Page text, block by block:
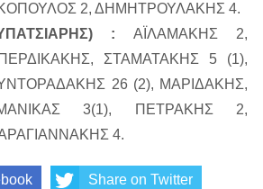
2, ΔΗΜΗΤΡΟΥΛΑΚΗΣ 4.
: ΑΪΛΑΜΑΚΗΣ 2,
ΣΤΑΜΑΤΑΚΗΣ 5 (1),
26 (2), ΜΑΡΙΔΑΚΗΣ,
3(1), ΠΕΤΡΑΚΗΣ 2,
4.
Share on Twitter